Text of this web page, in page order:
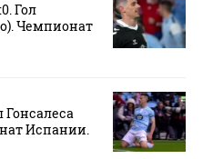
Гол
Чемпионат
Гонсалеса
Испании.